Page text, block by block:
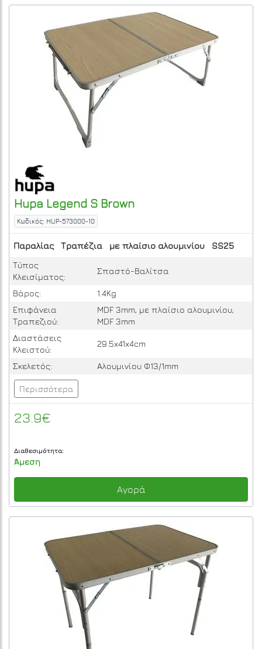
Hupa Legend S Brown
Κωδικός: HUP-573000-10
Παραλίας Τραπέζια με πλαίσιο αλουμινίου
SS25
Τύπος
Κλεισίματος:
Σπαστό-Βαλίτσα
Βάρος:
1.4Kg
Επιφάνεια
Τραπεζιού:
MDF 3mm, με πλαίσιο αλουμινίου,
MDF 3mm
Διαστάσεις
Κλειστού:
29.5x41x4cm
Σκελετός: Αλουμινίου Φ13/1mm
Περισσότερα
23.9€
Διαθεσιμότητα:
Άμεση
Αγορά